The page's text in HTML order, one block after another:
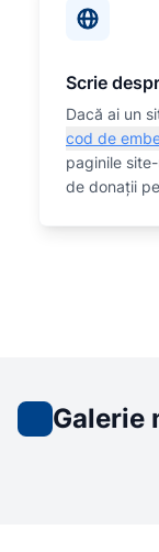
Scrie
Dacă ai un
cod de
paginile
de donații
Galerie